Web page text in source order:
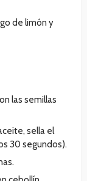
de limón y
las semillas
sella el
30 segundos).